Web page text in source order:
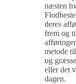
næsten
deres
frem og
metode
og
eller det
dagen.